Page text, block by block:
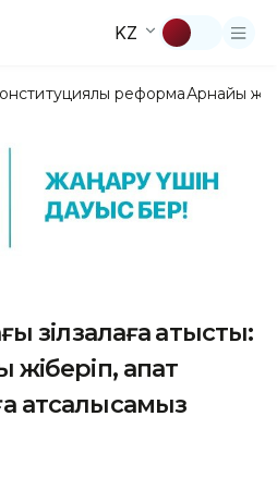
KZ
реформаАрнайы
зілзалаға қатысты:
жіберіп, апат
атсалысамыз